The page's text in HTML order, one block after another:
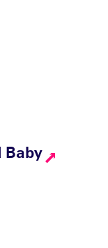
Baby